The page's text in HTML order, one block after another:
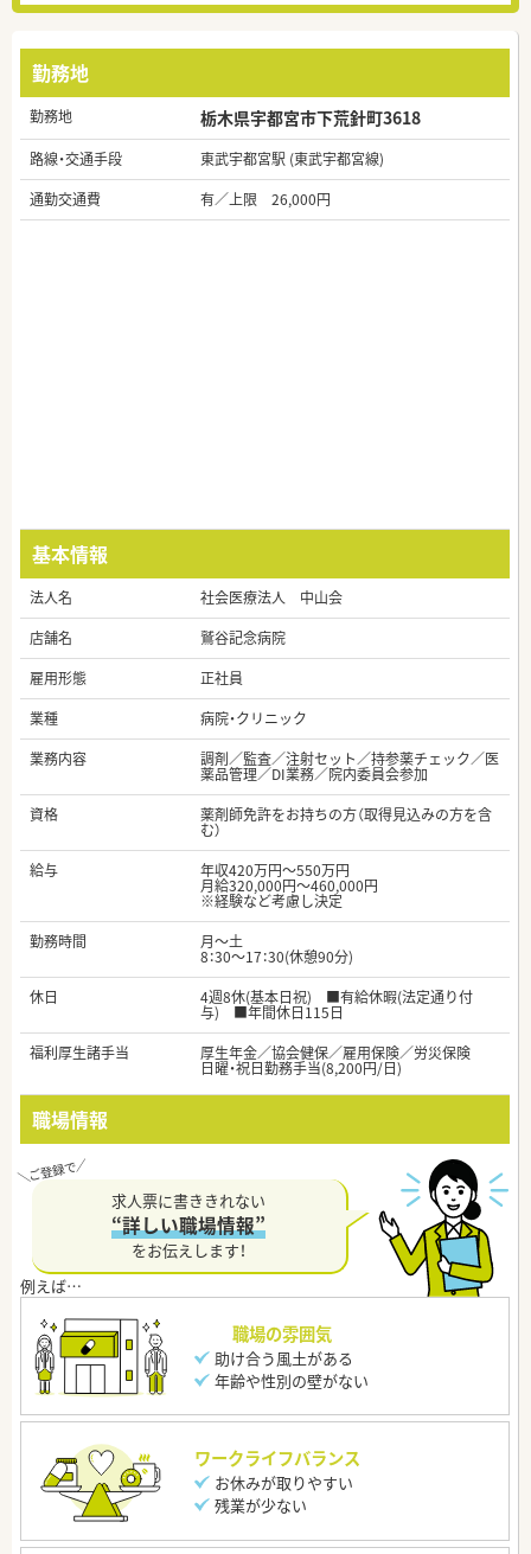
勤務地
勤務地 栃木県宇都宮市下荒針町3618
路線・交通手段
東武宇都宮駅 (東武宇都宮線)
通勤交通費
有／上限 26,000円
基本情報
法人名
社会医療法人 中山会
店舗名
鷲谷記念病院
雇用形態
正社員
業種
病院・クリニック
業務内容
調剤／監査／注射セット／持参薬チェック／医
薬品管理／DI業務／院内委員会参加
資格
薬剤師免許をお持ちの方（取得見込みの方を含
む）
給与
年収420万円～550万円
月給320,000円～460,000円
※経験など考慮し決定
勤務時間
月～土
8：30～17：30(休憩90分)
休日
4週8休(基本日祝) ■有給休暇(法定通り付
与) ■年間休日115日
福利厚生諸手当
厚生年金／協会健保／雇用保険／労災保険
日曜・祝日勤務手当(8,200円/日)
職場情報
求人票に書ききれない
“詳しい職場情報”
をお伝えします！
職場の雰囲気
助け合う風土がある
年齢や性別の壁がない
ワークライフバランス
お休みが取りやすい
残業が少ない